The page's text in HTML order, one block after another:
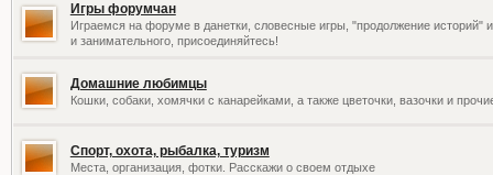
Игры форумчан
Играемся на форуме в данетки, словесные игры, "продолжение историй"
и занимательного, присоединяйтесь!
Домашние любимцы
Кошки, собаки, хомячки с канарейками, а также цветочки, вазочки и
Спорт, охота, рыбалка, туризм
Места, организация, фотки. Расскажи о своем отдыхе